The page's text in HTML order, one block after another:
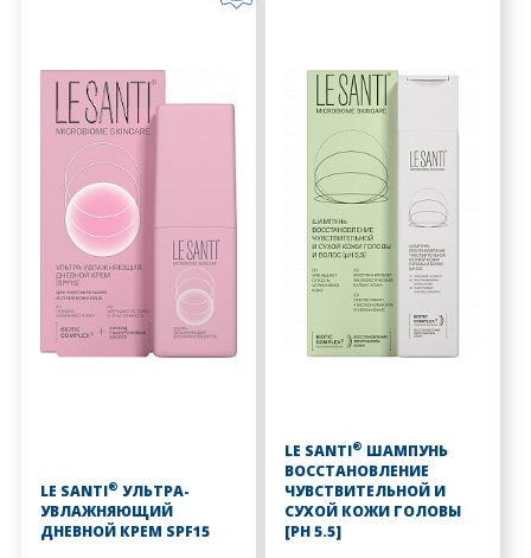
LE SANTI® УЛЬТРА-
УВЛАЖНЯЮЩИЙ
ДНЕВНОЙ КРЕМ SPF15
LE SANTI® ШАМПУНЬ
ВОССТАНОВЛЕНИЕ
ЧУВСТВИТЕЛЬНОЙ И
СУХОЙ КОЖИ ГОЛОВЫ
[PH 5.5]